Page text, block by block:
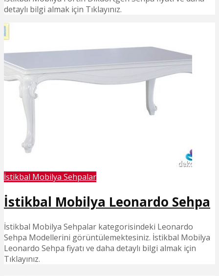
detaylı bilgi almak için Tıklayınız.
İstikbal Mobilya Sehpalar
İstikbal Mobilya Leonardo Sehpa
İstikbal Mobilya Sehpalar kategorisindeki Leonardo
Sehpa Modellerini görüntülemektesiniz. İstikbal Mobilya
Leonardo Sehpa fiyatı ve daha detaylı bilgi almak için
Tıklayınız.